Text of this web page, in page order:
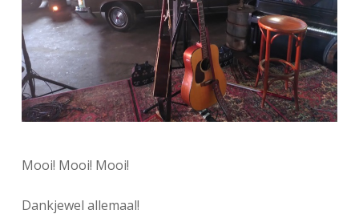
Mooi! Mooi! Mooi!
Dankjewel allemaal!